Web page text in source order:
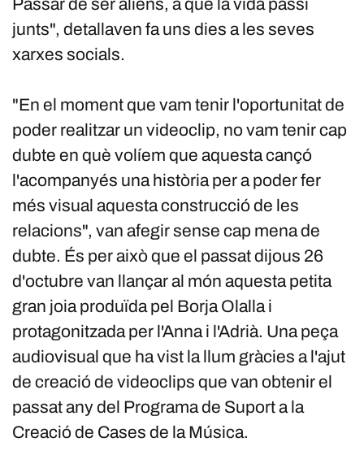
Passar de ser aliens, a què la vida passi
junts", detallaven fa uns dies a les seves
xarxes socials.
"En el moment que vam tenir l'oportunitat de
poder realitzar un videoclip, no vam tenir cap
dubte en què volíem que aquesta cançó
l'acompanyés una història per a poder fer
més visual aquesta construcció de les
relacions", van afegir sense cap mena de
dubte. És per això que el passat dijous 26
d'octubre van llançar al món aquesta petita
gran joia produïda pel Borja Olalla i
protagonitzada per l'Anna i l'Adrià. Una peça
audiovisual que ha vist la llum gràcies a l'ajut
de creació de videoclips que van obtenir el
passat any del Programa de Suport a la
Creació de Cases de la Música.